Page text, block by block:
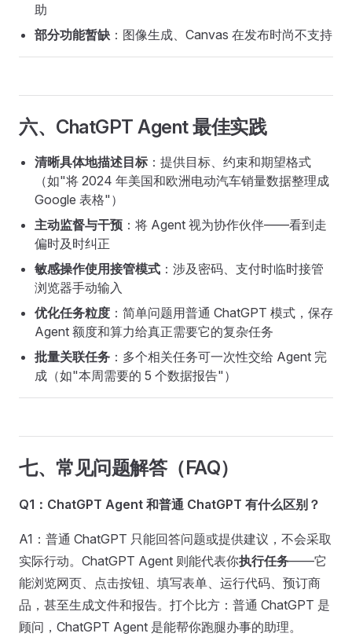
助
部分功能暂缺 ：图像生成、Canvas 在发布时尚不支持
六、ChatGPT Agent 最佳实践
清晰具体地描述目标 ：提供目标、约束和期望格式
（如"将 2024 年美国和欧洲电动汽车销量数据整理成
Google 表格"）
主动监督与干预 ：将 Agent 视为协作伙伴——看到走
偏时及时纠正
敏感操作使用接管模式 ：涉及密码、支付时临时接管
浏览器手动输入
优化任务粒度 ：简单问题用普通 ChatGPT 模式，保存
Agent 额度和算力给真正需要它的复杂任务
批量关联任务 ：多个相关任务可一次性交给 Agent 完
成（如"本周需要的 5 个数据报告"）
七、常见问题解答（FAQ）
Q1：ChatGPT Agent 和普通 ChatGPT 有什么区别？
A1：普通 ChatGPT 只能回答问题或提供建议，不会采取
实际行动。ChatGPT Agent 则能代表你执行任务——它
能浏览网页、点击按钮、填写表单、运行代码、预订商
品，甚至生成文件和报告。打个比方：普通 ChatGPT 是
顾问，ChatGPT Agent 是能帮你跑腿办事的助理。